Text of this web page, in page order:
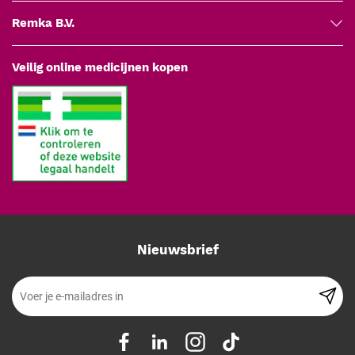
Boortjediameter: 0.5 mm
Inhoud: 5 stuks
Past op: Algerbrush roestringboor
Steriliteit: niet-steriel geleverd
CE-markering: medisch hulpmiddel
EAN: 14061144352298
Artikelnummer leverancier: A042102.05
Fabrikant: Medipharchem
Remka B.V.
Veilig online medicijnen kopen
Nieuwsbrief